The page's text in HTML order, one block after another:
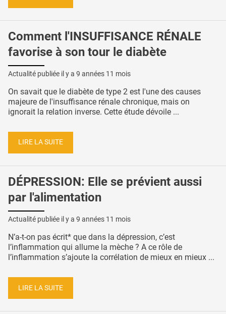
Comment l'INSUFFISANCE RÉNALE
favorise à son tour le diabète
Actualité publiée il y a 9 années 11 mois
On savait que le diabète de type 2 est l'une des causes
majeure de l'insuffisance rénale chronique, mais on
ignorait la relation inverse. Cette étude dévoile ...
LIRE LA SUITE
DÉPRESSION: Elle se prévient aussi
par l'alimentation
Actualité publiée il y a 9 années 11 mois
N’a-t-on pas écrit* que dans la dépression, c’est
l’inflammation qui allume la mèche ? A ce rôle de
l’inflammation s’ajoute la corrélation de mieux en mieux ...
LIRE LA SUITE